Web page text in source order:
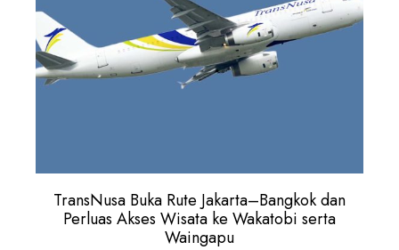
TransNusa Buka Rute Jakarta–Bangkok dan
Perluas Akses Wisata ke Wakatobi serta
Waingapu